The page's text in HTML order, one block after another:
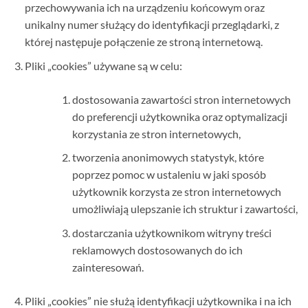
przechowywania ich na urządzeniu końcowym oraz
unikalny numer służący do identyfikacji przeglądarki, z
której następuje połączenie ze stroną internetową.
Pliki „cookies” używane są w celu:
dostosowania zawartości stron internetowych
do preferencji użytkownika oraz optymalizacji
korzystania ze stron internetowych,
tworzenia anonimowych statystyk, które
poprzez pomoc w ustaleniu w jaki sposób
użytkownik korzysta ze stron internetowych
umożliwiają ulepszanie ich struktur i zawartości,
dostarczania użytkownikom witryny treści
reklamowych dostosowanych do ich
zainteresowań.
Pliki „cookies” nie służą identyfikacji użytkownika i na ich